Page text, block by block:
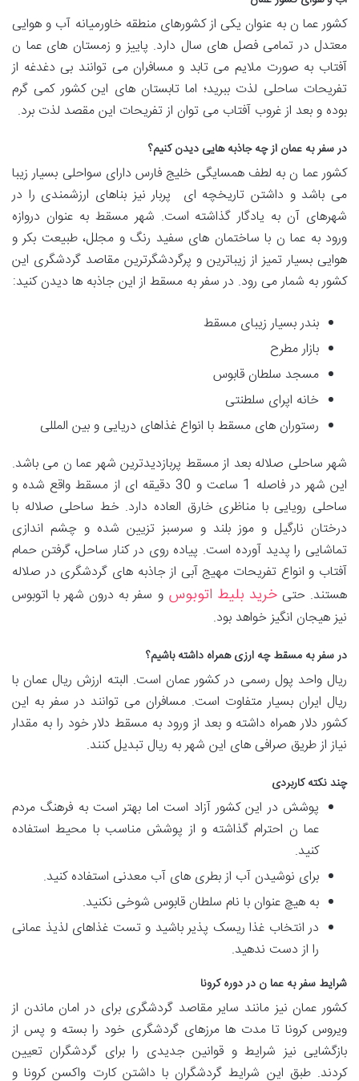
کشور عما ن به عنوان یکی از کشورهای منطقه خاورمیانه آب و هوایی
معتدل در تمامی فصل های سال دارد. پاییز و زمستان های عما ن
آفتاب به صورت ملایم می تابد و مسافران می توانند بی دغدغه از
تفریحات ساحلی لذت ببرید؛ اما تابستان های این کشور کمی گرم
بوده و بعد از غروب آفتاب می توان از تفریحات این مقصد لذت برد.
در سفر به عمان از چه جاذبه هایی دیدن کنیم؟
کشور عما ن به لطف همسایگی خلیج فارس دارای سواحلی بسیار زیبا
می باشد و داشتن تاریخچه ای پربار نیز بناهای ارزشمندی را در
شهرهای آن به یادگار گذاشته است. شهر مسقط به عنوان دروازه
ورود به عما ن با ساختمان های سفید رنگ و مجلل، طبیعت بکر و
هوایی بسیار تمیز از زیباترین و پرگردشگرترین مقاصد گردشگری این
کشور به شمار می رود. در سفر به مسقط از این جاذبه ها دیدن کنید:
بندر بسیار زیبای مسقط
بازار مطرح
مسجد سلطان قابوس
خانه اپرای سلطنتی
رستوران های مسقط با انواع غذاهای دریایی و بین المللی
شهر ساحلی صلاله بعد از مسقط پربازدیدترین شهر عما ن می باشد.
این شهر در فاصله 1 ساعت و 30 دقیقه ای از مسقط واقع شده و
ساحلی رویایی با مناظری خارق العاده دارد. خط ساحلی صلاله با
درختان نارگیل و موز بلند و سرسبز تزیین شده و چشم اندازی
تماشایی را پدید آورده است. پیاده روی در کنار ساحل، گرفتن حمام
آفتاب و انواع تفریحات مهیج آبی از جاذبه های گردشگری در صلاله
هستند. حتیخرید بلیط اتوبوس و سفر به درون شهر با اتوبوس
نیز هیجان انگیز خواهد بود.
در سفر به مسقط چه ارزی همراه داشته باشیم؟
ریال واحد پول رسمی در کشور عمان است. البته ارزش ریال عمان با
ریال ایران بسیار متفاوت است. مسافران می توانند در سفر به این
کشور دلار همراه داشته و بعد از ورود به مسقط دلار خود را به مقدار
نیاز از طریق صرافی های این شهر به ریال تبدیل کنند.
چند نکته کاربردی
پوشش در این کشور آزاد است اما بهتر است به فرهنگ مردم
عما ن احترام گذاشته و از پوشش مناسب با محیط استفاده
کنید.
برای نوشیدن آب از بطری های آب معدنی استفاده کنید.
به هیچ عنوان با نام سلطان قابوس شوخی نکنید.
در انتخاب غذا ریسک پذیر باشید و تست غذاهای لذیذ عمانی
را از دست ندهید.
شرایط سفر به عما ن در دوره کرونا
کشور عمان نیز مانند سایر مقاصد گردشگری برای در امان ماندن از
ویروس کرونا تا مدت ها مرزهای گردشگری خود را بسته و پس از
بازگشایی نیز شرایط و قوانین جدیدی را برای گردشگران تعیین
کردند. طبق این شرایط گردشگران با داشتن کارت واکسن کرونا و